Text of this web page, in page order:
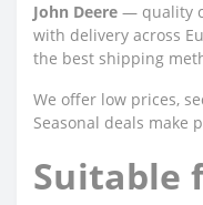
John Deere — quality
with delivery across
the best shipping
We offer low prices,
Seasonal deals make
Suitable